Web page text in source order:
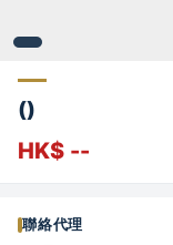
()
HK$ --
聯絡代理